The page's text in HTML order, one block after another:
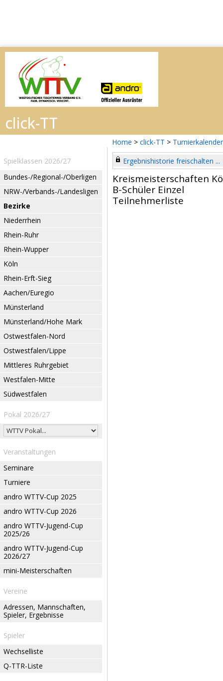
Home > click-TT > Turnierkalender
Spielklassen 2026/27
Bundes-/Regional-/Oberligen
NRW-/Verbands-/Landesligen
Bezirke
Niederrhein
Rhein-Ruhr
Rhein-Wupper
Köln
Rhein-Erft-Sieg
Aachen/Euregio
Münsterland
Münsterland/Hohe Mark
Ostwestfalen-Nord
Ostwestfalen/Lippe
Mittleres Ruhrgebiet
Westfalen-Mitte
Südwestfalen
Pokal 2026/27
Veranstaltungen
Seminare
Turniere
andro WTTV-Cup 2025
andro WTTV-Cup 2026
andro WTTV-Jugend-Cup
2025/26
andro WTTV-Jugend-Cup
2026/27
mini-Meisterschaften
Vereine
Adressen, Mannschaften,
Spieler, Ergebnisse
Spieler
Wechselliste
Q-TTR-Liste
Ergebnishistorie freischalten ...
Kreismeisterschaften
B-Schüler Einzel
Teilnehmerliste